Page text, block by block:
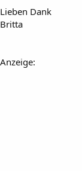
Lieben Dank
Britta
Anzeige: